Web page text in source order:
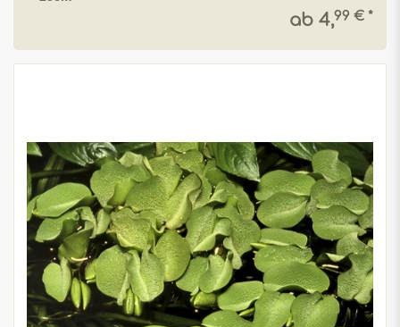
ab 4,99 € *